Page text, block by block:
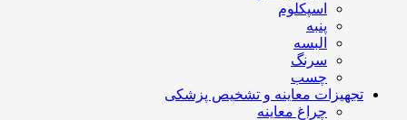
اسپکلوم
پنبه
البسه
سرنگ
چسب
تجهیزات معاینه و تشخیص پزشکی
چراغ معاینه